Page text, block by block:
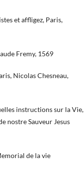
et affligez, Paris,
Fremy, 1569
Nicolas Chesneau,
instructions sur la Vie,
nostre Sauveur Jesus
de la vie